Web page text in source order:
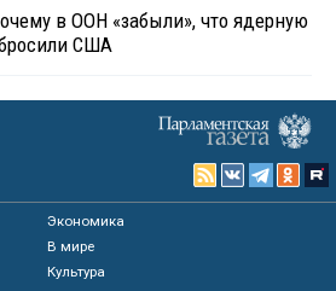
в ООН «забыли», что ядерную
США
Экономика
В мире
Культура